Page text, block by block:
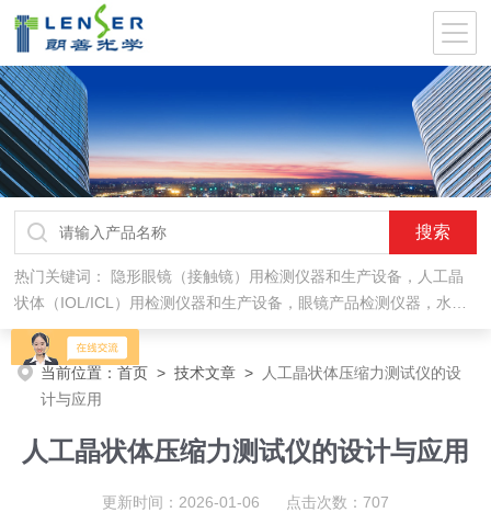
热门关键词： 隐形眼镜（接触镜）用检测仪器和生产设备，人工晶
状体（IOL/ICL）用检测仪器和生产设备，眼镜产品检测仪器，水气
处理环保设备
当前位置：首页 >技术文章 >
人工晶状体压缩力测试仪的设
计与应用
人工晶状体压缩力测试仪的设计与应用
更新时间：2026-01-06 点击次数：707